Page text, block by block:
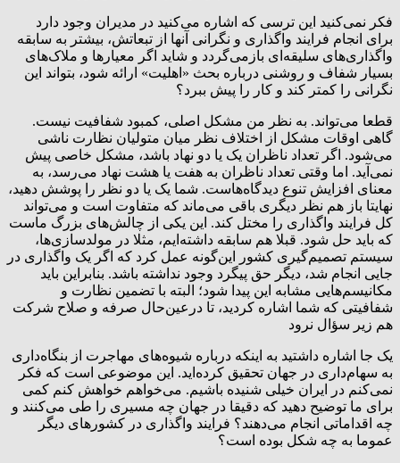
‌فکر نمی‌کنید این ترسی که اشاره می‌کنید در مدیران وجود دارد
برای انجام فرایند واگذاری و نگرانی آنها از تبعاتش، بیشتر به سابقه
واگذاری‌های سلیقه‌ای بازمی‌گردد و شاید اگر معیارها و ملاک‌های
بسیار شفاف و روشنی درباره بحث «اهلیت» ارائه شود، بتواند این
نگرانی را کمتر کند و کار را پیش ببرد؟
قطعا می‌تواند. به نظر من مشکل اصلی، کمبود شفافیت نیست.
گاهی اوقات مشکل از اختلاف نظر میان متولیان نظارت ناشی
می‌شود. اگر تعداد ناظران یک یا دو نهاد باشد، مشکل خاصی پیش
نمی‌آید. اما وقتی تعداد ناظران به هفت یا هشت نهاد می‌رسد، به
معنای افزایش تنوع دیدگاه‌هاست. شما یک یا دو نظر را پوشش دهید،
نهایتا باز هم نظر دیگری باقی می‌ماند که متفاوت است و می‌تواند
کل فرایند واگذاری را مختل کند. این یکی از چالش‌های بزرگ ماست
که باید حل شود. قبلا هم سابقه داشته‌ایم، مثلا در مولدسازی‌ها،
سیستم تصمیم‌گیری کشور این‌گونه عمل کرد که اگر یک واگذاری در
جایی انجام شد، دیگر حق پیگرد وجود نداشته باشد. بنابراین باید
مکانیسم‌هایی مشابه این پیدا شود؛ البته با تضمین نظارت و
شفافیتی که شما اشاره کردید، تا در‌عین‌حال صرفه و صلاح شرکت
هم زیر سؤال نرود
‌یک‌ جا اشاره داشتید به اینکه درباره شیوه‌های مهاجرت از بنگاه‌داری
به سهام‌داری در جهان تحقیق کرده‌اید. این موضوعی است که فکر
نمی‌کنم در ایران خیلی شنیده باشیم. می‌خواهم خواهش کنم کمی
برای ما توضیح دهید که دقیقا در جهان چه مسیری را طی می‌کنند و
چه اقداماتی انجام می‌دهند؟ فرایند واگذاری در کشورهای دیگر
عموما به چه شکل بوده است؟